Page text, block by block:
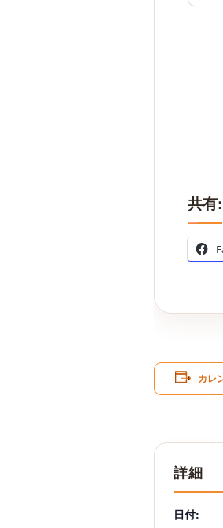
共有:
カレ
詳細
日付: